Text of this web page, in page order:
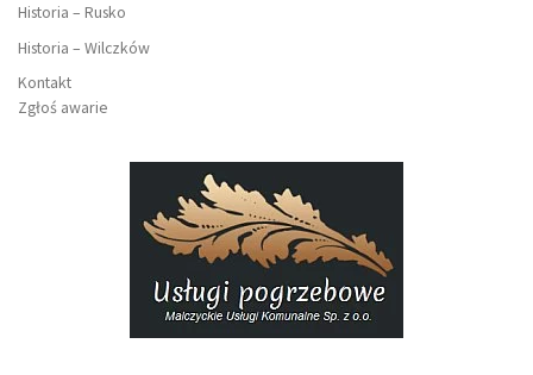
Historia – Rusko
Historia – Wilczków
Kontakt
Zgłoś awarie